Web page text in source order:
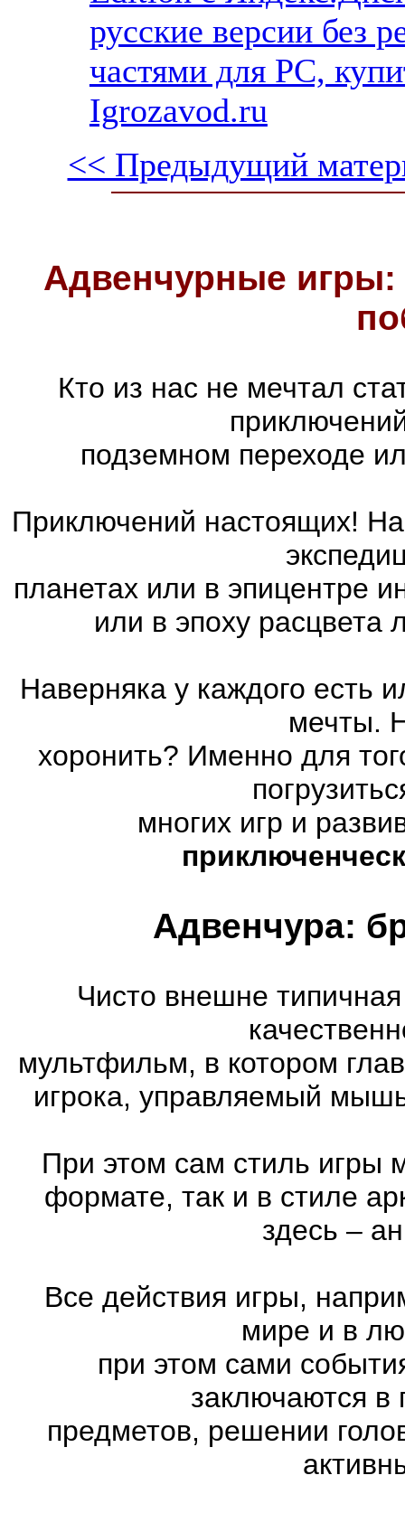
русские версии без
частями для PC,
Igrozavod.ru
<< Предыдущий
Адвенчурные
Кто из нас не мечтал
подземном переходе
Приключений настоящих! На
планетах или в эпицентре
или в эпоху
Наверняка у каждого есть
мечты.
хоронить? Именно для
многих игр и
Адвенчура:
Чисто внешне
мультфильм, в котором
игрока, управляемый
При этом сам стиль игры
формате, так и в стиле
здесь –
Все действия игры,
мире и в
при этом сами
заключаются в
предметов, решении